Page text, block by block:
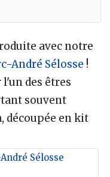
avec notre
André Sélosse !
des êtres
souvent
découpée en kit
Sélosse